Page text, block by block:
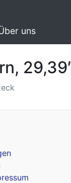
uns
29,39′